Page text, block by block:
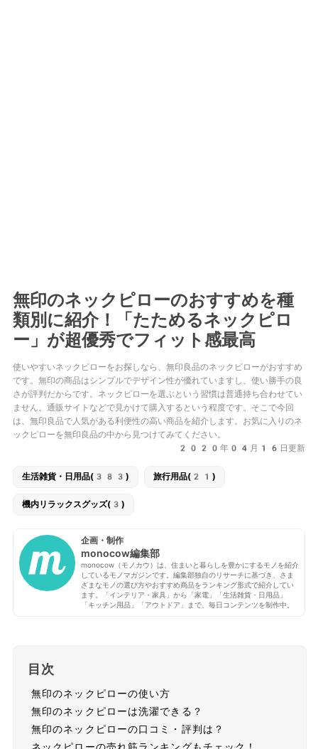
無印のネックピローのおすすめを種
類別に紹介！「たためるネックピロ
ー」が超優秀でフィット感最高
使いやすいネックピローをお探しなら、無印良品のネックピローがおすすめ
です。無印の商品はシンプルでデザイン性が優れていますし、使い勝手の良
さが評判だからです。ネックピローを選ぶという習慣は普通持ち合わせてい
ません。通販サイトなどで見かけて購入するという程度です。そこで今回
は、無印良品で人気がある利便性の高い商品を紹介します。お気に入りのネ
ックピローを無印良品の中から見つけてみてください。
2020年04月16日更新
生活雑貨・日用品(383) 旅行用品(21)
機内リラックスグッズ(3)
企画・制作
monocow編集部
monocow（モノカウ）は、住まいと暮らしを豊かにするモノを紹介
しているモノマガジンです。編集部独自のリサーチに基づき、さま
ざまなモノの選び方やおすすめ商品をランキング形式で紹介してい
ます。「インテリア・家具」から「家電」「生活雑貨・日用品」
「キッチン用品」「アウトドア」まで、毎日コンテンツを制作中。
目次
無印のネックピローの使い方
無印のネックピローは洗濯できる？
無印のネックピローの口コミ・評判は？